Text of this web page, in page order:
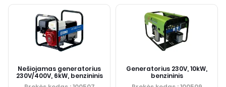
Nešiojamas generatorius
230V/400V, 6kW, benzininis
Generatorius 230V, 10kW,
benzininis